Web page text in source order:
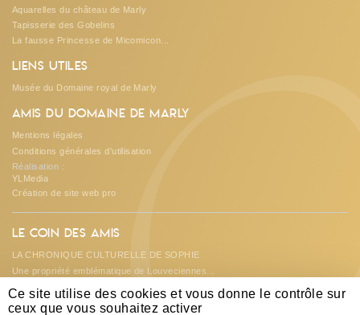
Ce site utilise des cookies et vous donne le contrôle sur
ceux que vous souhaitez activer
Aquarelles du château de Marly
Tapisserie des Gobelins
La fausse Princesse de Micomicon...
Liens utiles
Musée du Domaine royal de Marly
Amis du Domaine de Marly
Mentions légales
Conditions générales d'utilisation
Réalisation :
YLMedia
Création de site web pro
Le coin des amis
LA CHRONIQUE CULTURELLE DE SOPHIE
Une propriété emblématique de Louveciennes...
L'ASSOCIATION REND DES COMPTES...